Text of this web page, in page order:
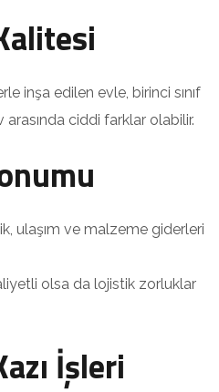
inşa edilen evle, birinci sınıf
ciddi farklar olabilir.
ulaşım ve malzeme giderleri
olsa da lojistik zorluklar
İşleri